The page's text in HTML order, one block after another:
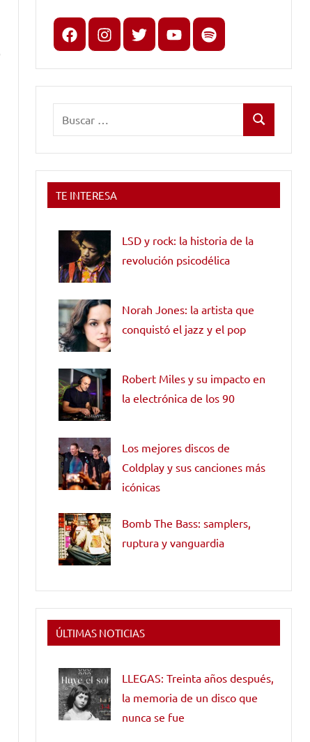
FacebookInstagram
X youtubespotify
Buscar
TE INTERESA
LSD y rock: la historia de la
revolución psicodélica
Norah Jones: la artista que
conquistó el jazz y el pop
Robert Miles y su impacto en
la electrónica de los 90
Los mejores discos de
Coldplay y sus canciones más
icónicas
Bomb The Bass: samplers,
ruptura y vanguardia
ÚLTIMAS NOTICIAS
LLEGAS: Treinta años después,
la memoria de un disco que
nunca se fue